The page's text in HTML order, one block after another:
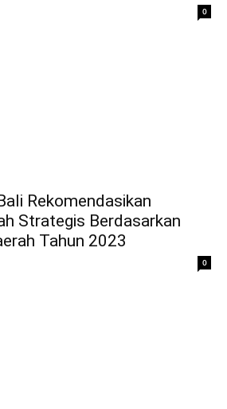
0
Rekomendasikan
Strategis Berdasarkan
Tahun 2023
0